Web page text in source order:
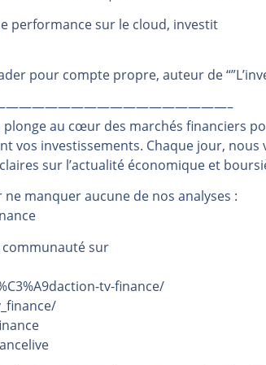
y croient toujours | Point Stratégique
qui ralentit | Antoine Quesada – Chrono CAC
entier vacille en même temps cette semaine
performance sur le cloud, investit
pour compte propre, auteur de
plonge au cœur des marchés financiers
vos investissements. Chaque jour,
sur l’actualité économique et
manquer aucune de nos analyses :
communauté sur
tv-finance/